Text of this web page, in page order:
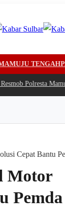
TENGAH
Polresta Mamuju
Cepat Bantu
Motor
Pemda